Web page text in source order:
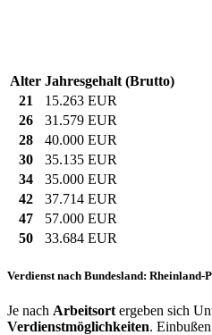
Alter Jahresgehalt (Brutto)
21
15.263 EUR
26
31.579 EUR
28
40.000 EUR
30
35.135 EUR
34
35.000 EUR
42
37.714 EUR
47
57.000 EUR
50
33.684 EUR
Verdienst nach Bundesland: Rheinland-
Je nach Arbeitsort ergeben sich
Verdienstmöglichkeiten.